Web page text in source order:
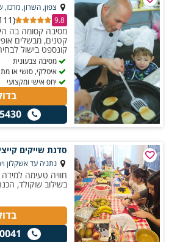
צפון, השרון,
9.8
(111 חוות דעת)
מסיבה קסומה בה
קטנים, מבשלים
קונספט בישול
מסיבה צבעונית
איטלקי, סושי או
יחס אישי ומקצועי
סדנת שייקים
נתניה עד אשקלון
חוויה טעימה
בשילוב שוקולד,